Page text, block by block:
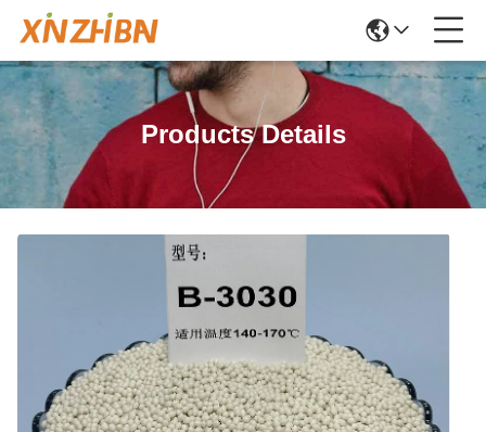
Products Details